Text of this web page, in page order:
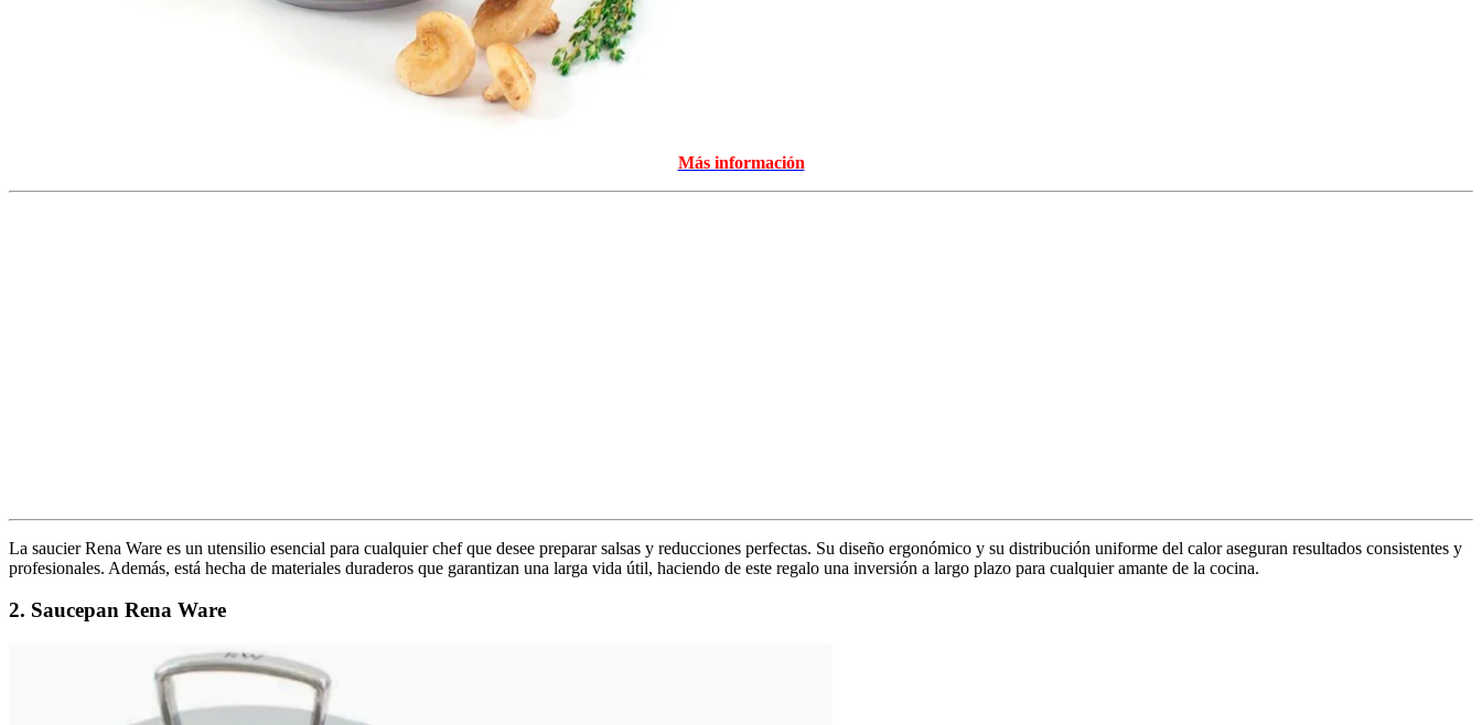
Más información
La saucier Rena Ware es un utensilio esencial para cualquier chef que desee preparar salsas y reducciones perfectas. Su diseño ergonómico y su distribución uniforme del calor aseguran resultados consistentes y
profesionales. Además, está hecha de materiales duraderos que garantizan una larga vida útil, haciendo de este regalo una inversión a largo plazo para cualquier amante de la cocina.
2. Saucepan Rena Ware